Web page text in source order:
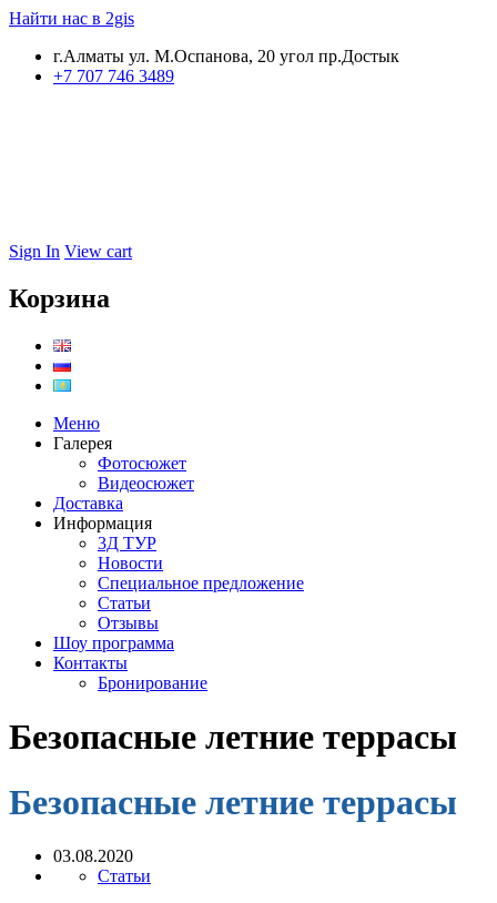
Найти нас в 2gis
г.Алматы ул. М.Оспанова, 20 угол пр.Достык
+7 707 746 3489
Sign In View cart
Корзина
Меню
Галерея
Фотосюжет
Видеосюжет
Доставка
Информация
3Д ТУР
Новости
Cпециальное предложение
Статьи
Отзывы
Шоу программа
Контакты
Бронирование
Безопасные летние террасы
Безопасные летние террасы
03.08.2020
Статьи